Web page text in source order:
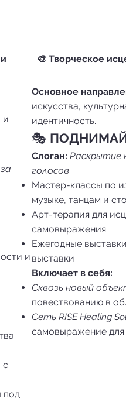
и
и
с
под
🎨 Творческое
Основное
искусства,
идентичность.
🎭
Слоган: Раскрытие
голосов
Мастер-классы по
музыке, танцам и
Арт-терапия для
самовыражения
Ежегодные
выставки
Включает в себя:
Сквозь новый
повествованию в
Сеть RISE Healing
самовыражение для